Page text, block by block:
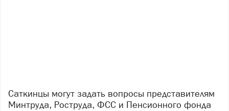
Саткинцы могут задать вопросы представителям
Минтруда, Роструда, ФСС и Пенсионного фонда